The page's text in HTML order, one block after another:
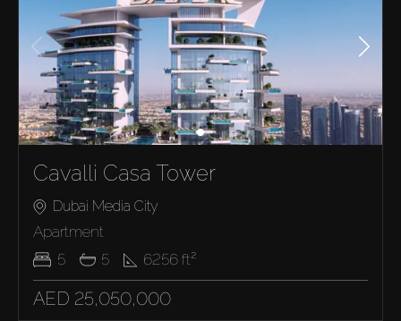
Cavalli Casa Tower
Dubai Media City
Apartment
5
5 6256 ft²
AED 25,050,000